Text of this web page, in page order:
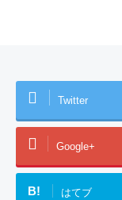
Twitter
Google+
B! はてブ